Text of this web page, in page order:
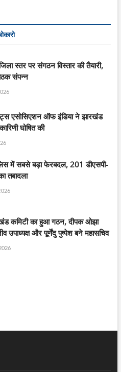
स्तर पर संगठन विस्तार की तैयारी,
संपन्न
एसोसिएशन ऑफ इंडिया ने झारखंड
घोषित की
में सबसे बड़ा फेरबदल, 201 डीएसपी-
तबादला
कमिटी का हुआ गठन, दीपक ओझा
उपाध्यक्ष और पूर्णेंदु पुष्पेश बने महासचिव